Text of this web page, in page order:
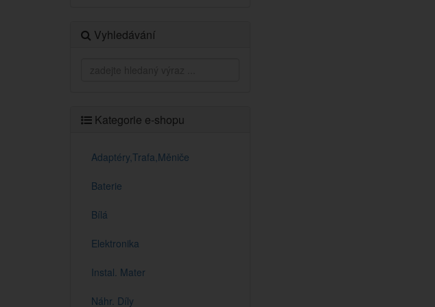
Vyhledávání
Kategorie e-shopu
Adaptéry,Trafa,Měniče
Baterie
Bílá
Elektronika
Instal. Mater
Náhr. Díly